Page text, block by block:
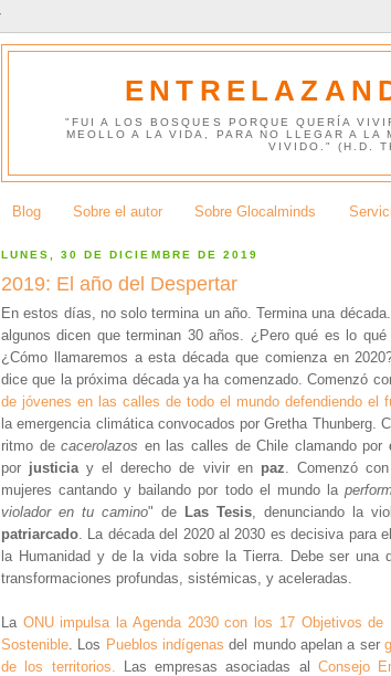
"FUI A LOS BOSQUES PORQUE QUERÍA
MEOLLO A LA VIDA, PARA NO LLEGAR A LA
VIVIDO." (H.D.
Blog Sobre el autor Sobre Glocalminds
LUNES, 30 DE DICIEMBRE DE 2019
2019: El año del Despertar
En estos días, no solo termina un año. Termina una década.
algunos dicen que terminan 30 años. ¿Pero qué es lo qué
¿Cómo llamaremos a esta década que comienza en
dice que la próxima década ya ha comenzado. Comenzó
de jóvenes en las calles de todo el mundo defendiendo el
la emergencia climática convocados por Gretha Thunberg.
ritmo decacerolazos en las calles de Chile clamando por
por justiciay el derecho de vivir en paz . Comenzó
mujeres cantando y bailando por todo el mundo la
violador en tu camino" de Las Tesis , denunciando la
patriarcado . La década del 2020 al 2030 es decisiva para
la Humanidad y de la vida sobre la Tierra. Debe ser una
transformaciones profundas, sistémicas, y aceleradas.
La ONU impulsa la Agenda 2030 con los 17 Objetivos de
Sostenible . Los Pueblos indígenas del mundo apelan a ser
de los territorios.
Las empresas asociadas al Consejo